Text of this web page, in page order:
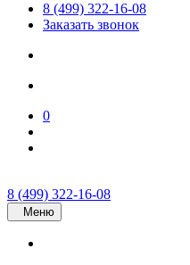
8 (499) 322-16-08
Заказать звонок
0
8 (499) 322-16-08
Меню